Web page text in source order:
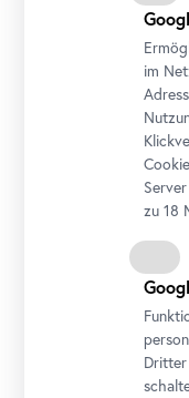
im
zu 18